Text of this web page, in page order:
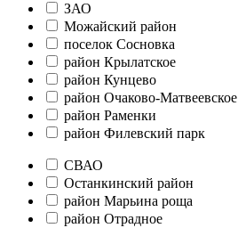
ЗАО
Можайский район
поселок Сосновка
район Крылатское
район Кунцево
район Очаково-Матвеевское
район Раменки
район Филевский парк
СВАО
Останкинский район
район Марьина роща
район Отрадное